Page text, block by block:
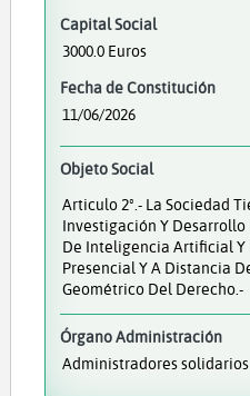
Capital Social
3000.0 Euros
Fecha de Constitución
11/06/2026
Objeto Social
Articulo 2º.- La Sociedad
Investigación Y
De Inteligencia Artificial Y
Presencial Y A Distancia
Geométrico Del Derecho.-
Órgano Administración
Administradores solidarios